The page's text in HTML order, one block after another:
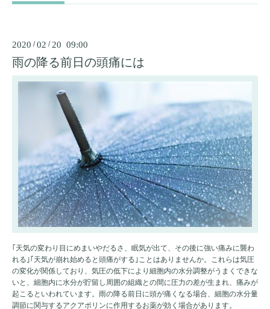
2020 /02 / 20 09:00
雨の降る前日の頭痛には
｢天気の変わり目にめまいやだるさ、眠気が出て、その後に強い痛みに襲わ
れる｣｢天気が崩れ始めると頭痛がする｣ことはありませんか。これらは気圧
の変化が関係しており、気圧の低下により細胞内の水分調整がうまくできな
いと、細胞内に水分が貯留し周囲の組織との間に圧力の差が生まれ、痛みが
起こるといわれています。雨の降る前日に頭が痛くなる場合、細胞の水分量
調節に関与するアクアポリンに作用するお薬が効く場合があります。